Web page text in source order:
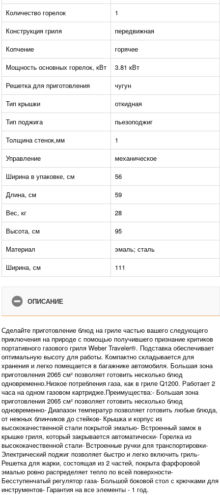
Количество горелок
1
Конструкция гриля
передвижная
Копчение
горячее
Мощность основных горелок, кВт
3.81 кВт
Решетка для приготовления
чугун
Тип крышки
откидная
Тип поджига
пьезоподжиг
Толщина стенок,мм
1
Управление
механическое
Ширина в упаковке, см
56
Длина, см
59
Вес, кг
28
Высота, см
95
Материал
эмаль; сталь
Ширина, см
111
ОПИСАНИЕ
Сделайте приготовление блюд на гриле частью вашего следующего
приключения на природе с помощью получившего признание критиков
портативного газового гриля Weber Traveler®. Подставка обеспечивает
оптимальную высоту для работы. Компактно складывается для
хранения и легко помещается в багажнике автомобиля. Большая зона
приготовления 2065 см² позволяет готовить несколько блюд
одновременно.Низкое потребления газа, как в гриле Q1200. Работает 2
часа на одном газовом картридже.Преимущества:- Большая зона
приготовления 2065 см² позволяет готовить несколько блюд
одновременно- Диапазон температур позволяет готовить любые блюда,
от нежных блинчиков до стейков- Крышка и корпус из
высококачественной стали покрытой эмалью- Встроенный замок в
крышке гриля, который закрывается автоматически- Горелка из
высококачественной стали- Встроенные ручки для транспортировки-
Электрический поджиг позволяет быстро и легко включить гриль-
Решетка для жарки, состоящая из 2 частей, покрыта фарфоровой
эмалью ровно распределяет тепло по всей поверхности-
Бесступенчатый регулятор газа- Большой боковой стол с крючками для
инструментов- Гарантия на все элементы - 1 год.